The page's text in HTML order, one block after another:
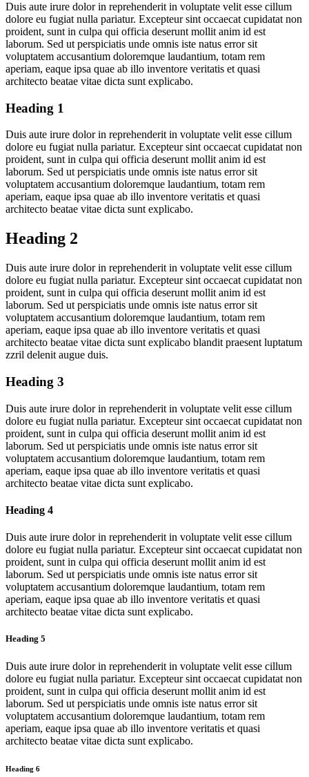
Duis aute irure dolor in reprehenderit in voluptate velit esse cillum
dolore eu fugiat nulla pariatur. Excepteur sint occaecat cupidatat non
proident, sunt in culpa qui officia deserunt mollit anim id est
laborum. Sed ut perspiciatis unde omnis iste natus error sit
voluptatem accusantium doloremque laudantium, totam rem
aperiam, eaque ipsa quae ab illo inventore veritatis et quasi
architecto beatae vitae dicta sunt explicabo.
Heading 1
Duis aute irure dolor in reprehenderit in voluptate velit esse cillum
dolore eu fugiat nulla pariatur. Excepteur sint occaecat cupidatat non
proident, sunt in culpa qui officia deserunt mollit anim id est
laborum. Sed ut perspiciatis unde omnis iste natus error sit
voluptatem accusantium doloremque laudantium, totam rem
aperiam, eaque ipsa quae ab illo inventore veritatis et quasi
architecto beatae vitae dicta sunt explicabo.
Heading 2
Duis aute irure dolor in reprehenderit in voluptate velit esse cillum
dolore eu fugiat nulla pariatur. Excepteur sint occaecat cupidatat non
proident, sunt in culpa qui officia deserunt mollit anim id est
laborum. Sed ut perspiciatis unde omnis iste natus error sit
voluptatem accusantium doloremque laudantium, totam rem
aperiam, eaque ipsa quae ab illo inventore veritatis et quasi
architecto beatae vitae dicta sunt explicabo blandit praesent luptatum
zzril delenit augue duis.
Heading 3
Duis aute irure dolor in reprehenderit in voluptate velit esse cillum
dolore eu fugiat nulla pariatur. Excepteur sint occaecat cupidatat non
proident, sunt in culpa qui officia deserunt mollit anim id est
laborum. Sed ut perspiciatis unde omnis iste natus error sit
voluptatem accusantium doloremque laudantium, totam rem
aperiam, eaque ipsa quae ab illo inventore veritatis et quasi
architecto beatae vitae dicta sunt explicabo.
Heading 4
Duis aute irure dolor in reprehenderit in voluptate velit esse cillum
dolore eu fugiat nulla pariatur. Excepteur sint occaecat cupidatat non
proident, sunt in culpa qui officia deserunt mollit anim id est
laborum. Sed ut perspiciatis unde omnis iste natus error sit
voluptatem accusantium doloremque laudantium, totam rem
aperiam, eaque ipsa quae ab illo inventore veritatis et quasi
architecto beatae vitae dicta sunt explicabo.
Heading 5
Duis aute irure dolor in reprehenderit in voluptate velit esse cillum
dolore eu fugiat nulla pariatur. Excepteur sint occaecat cupidatat non
proident, sunt in culpa qui officia deserunt mollit anim id est
laborum. Sed ut perspiciatis unde omnis iste natus error sit
voluptatem accusantium doloremque laudantium, totam rem
aperiam, eaque ipsa quae ab illo inventore veritatis et quasi
architecto beatae vitae dicta sunt explicabo.
Heading 6